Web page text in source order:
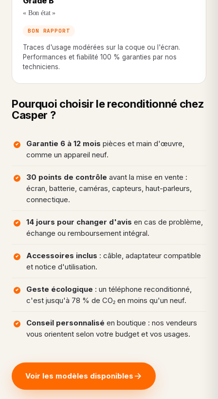
« Bon état »
BON RAPPORT
Traces d'usage modérées sur la coque ou l'écran.
Performances et fiabilité 100 % garanties par nos
techniciens.
Pourquoi choisir le reconditionné chez
Casper ?
Garantie 6 à 12 mois pièces et main d'œuvre,
comme un appareil neuf.
30 points de contrôle avant la mise en vente :
écran, batterie, caméras, capteurs, haut-parleurs,
connectique.
14 jours pour changer d'avis en cas de problème,
échange ou remboursement intégral.
Accessoires inclus : câble, adaptateur compatible
et notice d'utilisation.
Geste écologique : un téléphone reconditionné,
c'est jusqu'à 78 % de CO₂ en moins qu'un neuf.
Conseil personnalisé en boutique : nos vendeurs
vous orientent selon votre budget et vos usages.
Voir les modèles disponibles